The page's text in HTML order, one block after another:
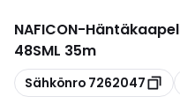
NAFICON-
48SML 35m
Kopioi
Sähkönro 7262047